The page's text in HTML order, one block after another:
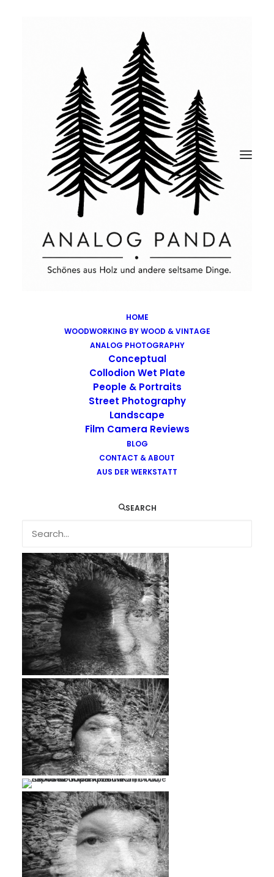
HOME
WOODWORKING BY WOOD & VINTAGE
ANALOG PHOTOGRAPHY
Conceptual
Collodion Wet Plate
People & Portraits
Street Photography
Landscape
Film Camera Reviews
BLOG
CONTACT & ABOUT
AUS DER WERKSTATT
SEARCH
Images tagged "celtic"
Images tagged "celtic"
…
…
…
…
…
…